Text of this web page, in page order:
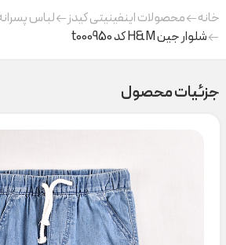
خانه محصولات اینفینیتی کیدز لباس
شلوار جین H&M کد t000950
جزئیات محصول